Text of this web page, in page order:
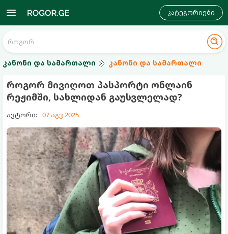
კატეგორიები
კანონი და სამართალი კანონი და სამართალი
როგორ მივიღოთ პასპორტი ონლაინ
რეჟიმში, სახლიდან გაუსვლელად?
ავტორი: 07 აგვ 2025